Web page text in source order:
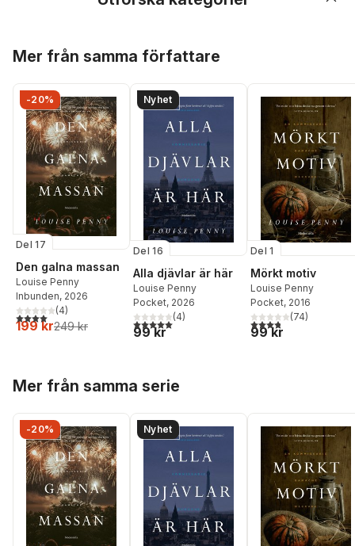
Mer från samma författare
-20%
Del 17
Den galna massan
Louise Penny
Inbunden, 2026
4,0utav 5 stjärnor. Totalt antal röster:
(4)
199 kr249 kr
Nyhet
Del 16
Alla djävlar är här
Louise Penny
Pocket, 2026
5,0utav 5 stjärnor. Totalt antal röster:
(4)
99 kr
Del 1
Mörkt motiv
Louise Penny
Pocket, 2016
3,8utav 5 stjärnor.
(74)
99 kr
Mer från samma serie
-20% Nyhet